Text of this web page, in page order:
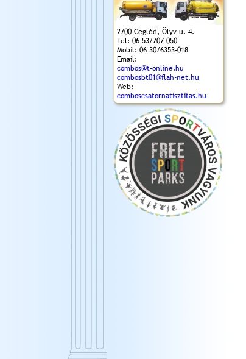
2700 Cegléd, Ölyv u. 4.
Tel: 06 53/707-050
Mobil: 06 30/6353-018
Email:
combos@t-online.hu
combosbt01@flah-net.hu
Web:
comboscsatornatisztitas.hu